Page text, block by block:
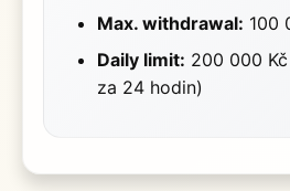
Max. withdrawal: 100
Daily limit: 200 000
za 24 hodin)